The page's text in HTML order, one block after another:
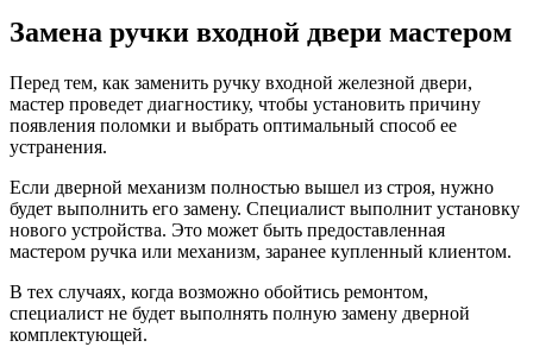
Замена ручки входной двери мастером
Перед тем, как заменить ручку входной железной двери,
мастер проведет диагностику, чтобы установить причину
появления поломки и выбрать оптимальный способ ее
устранения.
Если дверной механизм полностью вышел из строя, нужно
будет выполнить его замену. Специалист выполнит установку
нового устройства. Это может быть предоставленная
мастером ручка или механизм, заранее купленный клиентом.
В тех случаях, когда возможно обойтись ремонтом,
специалист не будет выполнять полную замену дверной
комплектующей.